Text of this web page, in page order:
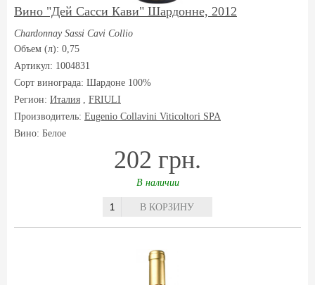
Вино "Дей Сасси Кави" Шардонне, 2012
Chardonnay Sassi Cavi Collio
Объем (л): 0,75
Артикул: 1004831
Сорт винограда: Шардоне 100%
Регион: Италия , FRIULI
Производитель: Eugenio Collavini Viticoltori SPA
Вино: Белое
202 грн.
В наличии
В КОРЗИНУ